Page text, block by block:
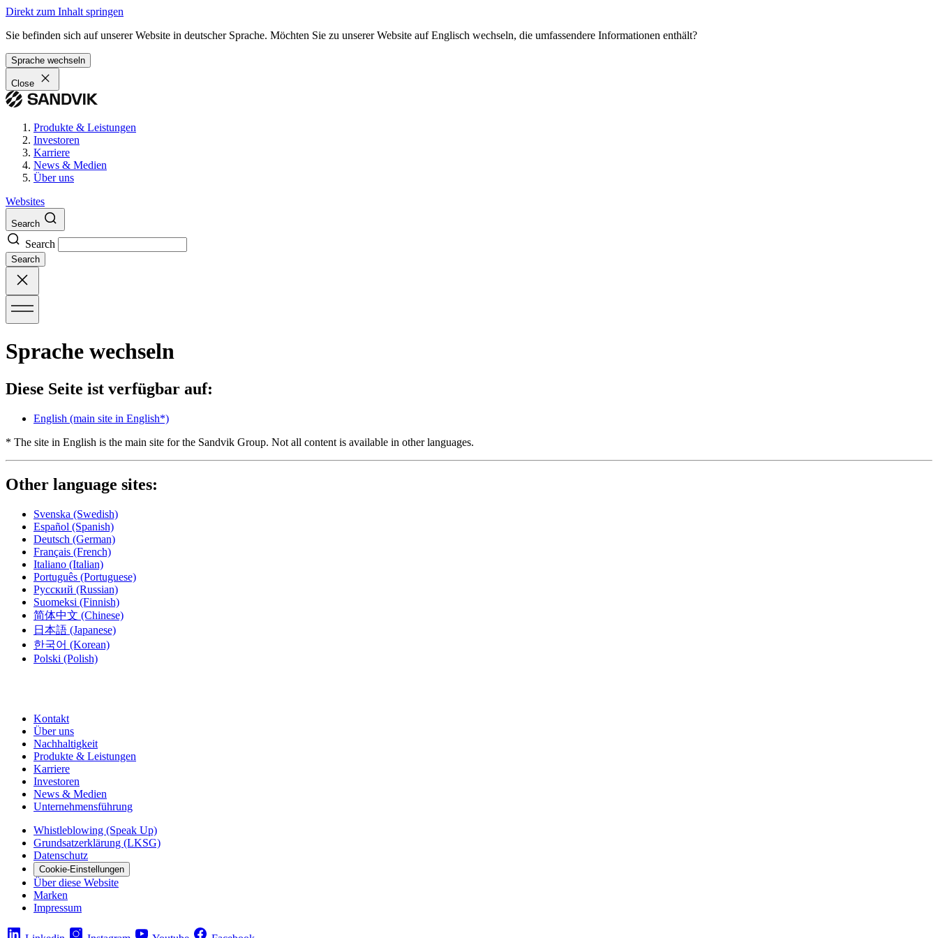
Direkt zum Inhalt springen
Sie befinden sich auf unserer Website in deutscher Sprache. Möchten Sie zu unserer Website auf Englisch wechseln, die umfassendere Informationen enthält?
Sprache wechseln
Close
Produkte & Leistungen
Investoren
Karriere
News & Medien
Über uns
Websites
Search
Search
Search
Sprache wechseln
Diese Seite ist verfügbar auf:
English (main site in English*)
* The site in English is the main site for the Sandvik Group. Not all content is available in other languages.
Other language sites:
Svenska (Swedish)
Español (Spanish)
Deutsch (German)
Français (French)
Italiano (Italian)
Português (Portuguese)
Русский (Russian)
Suomeksi (Finnish)
简体中文 (Chinese)
日本語 (Japanese)
한국어 (Korean)
Polski (Polish)
Kontakt
Über uns
Nachhaltigkeit
Produkte & Leistungen
Karriere
Investoren
News & Medien
Unternehmensführung
Whistleblowing (Speak Up)
Grundsatzerklärung (LKSG)
Datenschutz
Cookie-Einstellungen
Über diese Website
Marken
Impressum